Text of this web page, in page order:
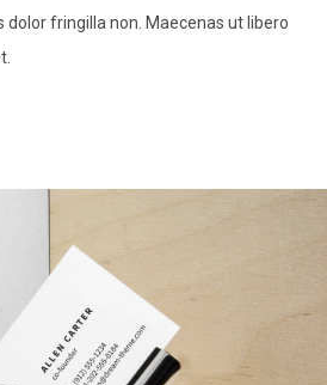
dolor fringilla non. Maecenas ut libero